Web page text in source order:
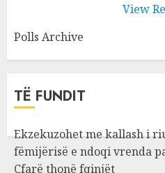
View
Polls Archive
TË FUNDIT
Ekzekuzohet me kallash i
fëmijërisë e ndoqi vrenda
Çfarë thonë fqinjët